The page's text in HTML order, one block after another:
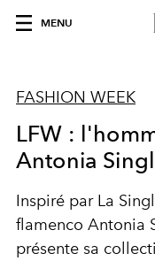
MENU
FASHION WEEK
LFW :
Antonia
Inspiré par La
flamenco Antonia
présente sa